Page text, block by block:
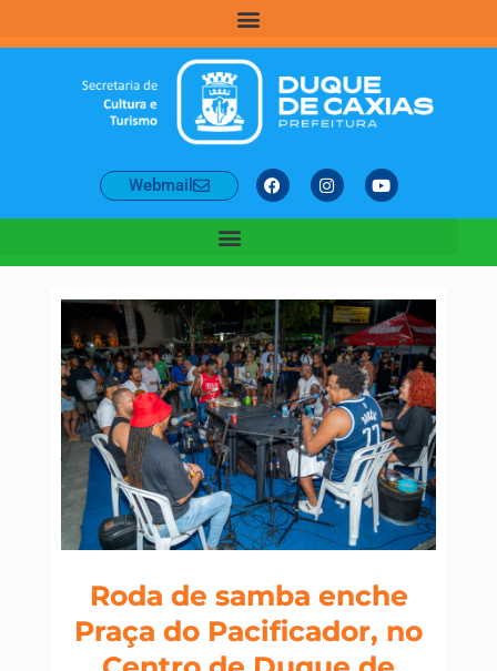
Webmail
Roda de samba enche
Praça do Pacificador, no